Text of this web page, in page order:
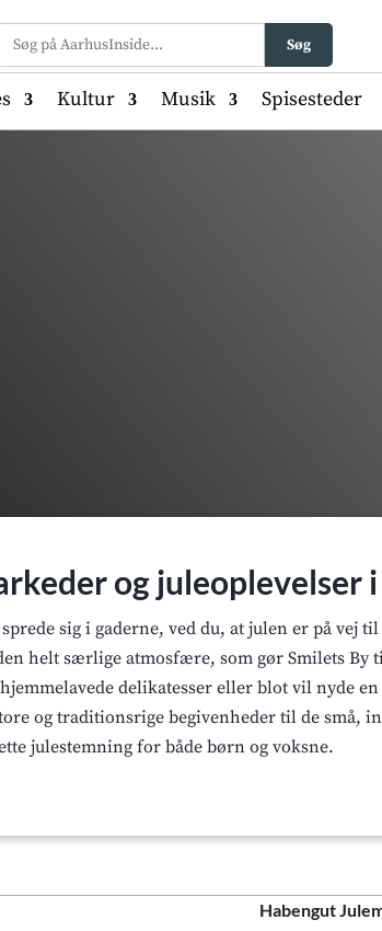
Søg
Kultur Musik Spisesteder
og juleoplevelser
sig i gaderne, ved du, at julen er på vej
helt særlige atmosfære, som gør Smilets By
delikatesser eller blot vil nyde
og traditionsrige begivenheder til de små,
julestemning for både børn og voksne.
Habengut